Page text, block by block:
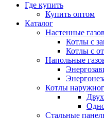
Где купить
Купить оптом
Каталог
Настенные
Котлы с
Котлы с
Напольные
Котлы
Стальные